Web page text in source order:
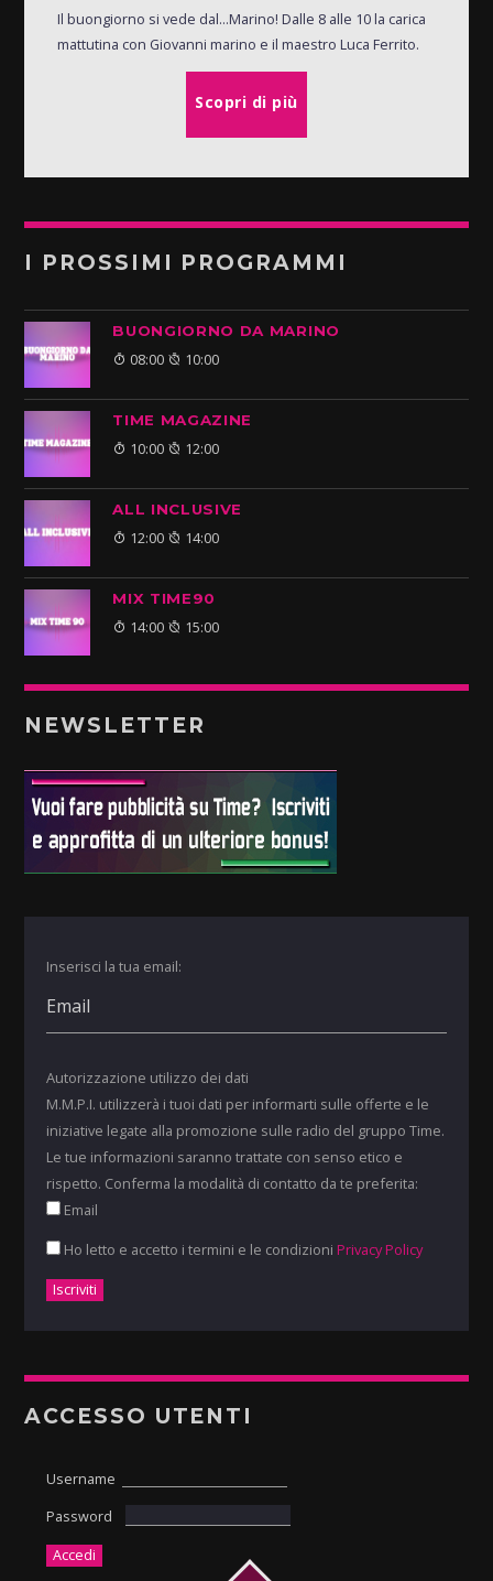
Il buongiorno si vede dal...Marino! Dalle 8 alle 10 la carica
mattutina con Giovanni marino e il maestro Luca Ferrito.
Scopri di più
I PROSSIMI PROGRAMMI
BUONGIORNO DA MARINO
08:00 10:00
TIME MAGAZINE
10:00 12:00
ALL INCLUSIVE
12:00 14:00
MIX TIME90
14:00 15:00
NEWSLETTER
Inserisci la tua email:
Autorizzazione utilizzo dei dati
M.M.P.I. utilizzerà i tuoi dati per informarti sulle offerte e le
iniziative legate alla promozione sulle radio del gruppo Time.
Le tue informazioni saranno trattate con senso etico e
rispetto. Conferma la modalità di contatto da te preferita:
Email
Ho letto e accetto i termini e le condizioni Privacy Policy
ACCESSO UTENTI
Username
Password